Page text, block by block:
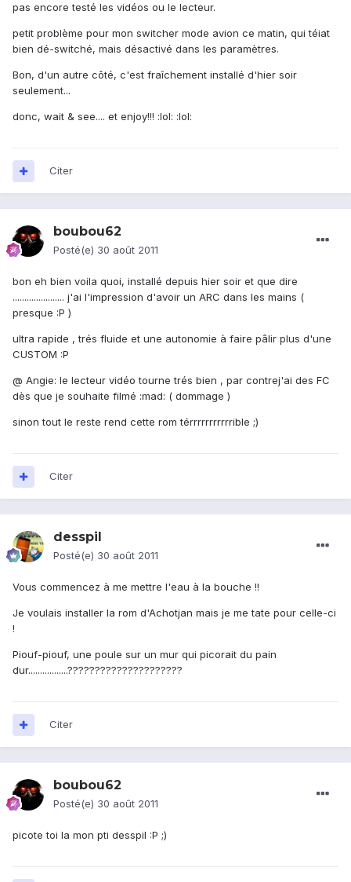
pas encore testé les vidéos ou le lecteur.
petit problème pour mon switcher mode avion ce matin, qui téiat
bien dé-switché, mais désactivé dans les paramètres.
Bon, d'un autre côté, c'est fraîchement installé d'hier soir
seulement...
donc, wait & see.... et enjoy!!! :lol: :lol:
Citer
boubou62
Posté(e) 30 août 2011
bon eh bien voila quoi, installé depuis hier soir et que dire
...................... j'ai l'impression d'avoir un ARC dans les mains (
presque :P )
ultra rapide , trés fluide et une autonomie à faire pâlir plus d'une
CUSTOM :P
@ Angie: le lecteur vidéo tourne trés bien , par contrej'ai des FC
dès que je souhaite filmé :mad: ( dommage )
sinon tout le reste rend cette rom térrrrrrrrrrrible ;)
Citer
desspil
Posté(e) 30 août 2011
Vous commencez à me mettre l'eau à la bouche !!
Je voulais installer la rom d'Achotjan mais je me tate pour celle-ci
!
Piouf-piouf, une poule sur un mur qui picorait du pain
dur.................?????????????????????
Citer
boubou62
Posté(e) 30 août 2011
picote toi la mon pti desspil :P ;)